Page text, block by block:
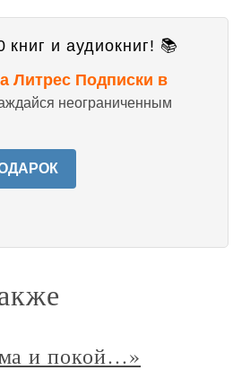
и аудиокниг! 📚
Литрес Подписки в
неограниченным
и покой…»